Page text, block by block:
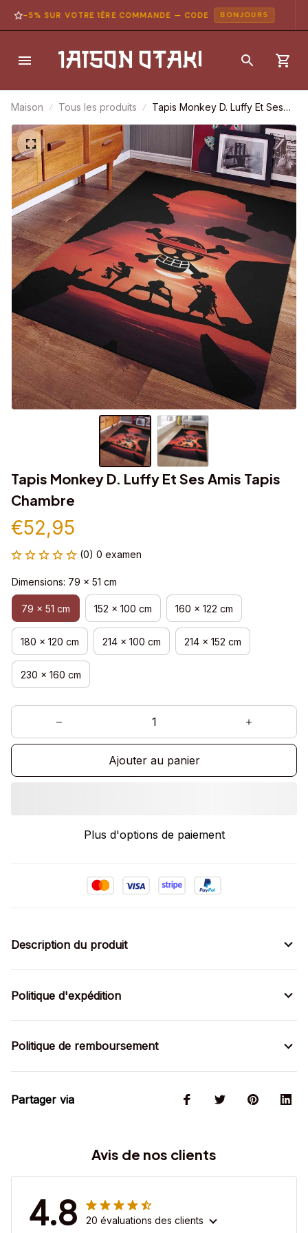
-5% SUR VOTRE 1ÈRE COMMANDE — CODE BONJOUR5
Maison Tous les produits
Tapis Monkey D. Luffy Et Ses
Amis Tapis Chambre
Tapis Monkey D. Luffy Et Ses Amis Tapis
Chambre
€52,95
(0) 0 examen
Dimensions: 79 x 51 cm
79 x 51 cm 152 x 100 cm 160 x 122 cm
180 x 120 cm 214 x 100 cm 214 x 152 cm
230 x 160 cm
Ajouter au panier
Plus d'options de paiement
Description du produit
Politique d'expédition
Politique de remboursement
Partager via
Avis de nos clients
4.8 20 évaluations des clients